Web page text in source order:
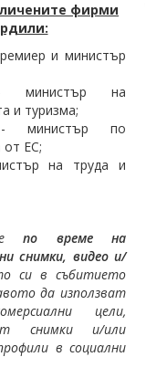
фирми
и министър
министър на
и туризма;
- министър по
от ЕС;
на труда и
по време на
снимки, видео и/
си в събитието
да използват
цели,
снимки и/или
в социални